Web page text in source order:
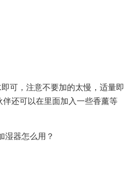
可，注意不要加的太慢，适量即
还可以在里面加入一些香薰等